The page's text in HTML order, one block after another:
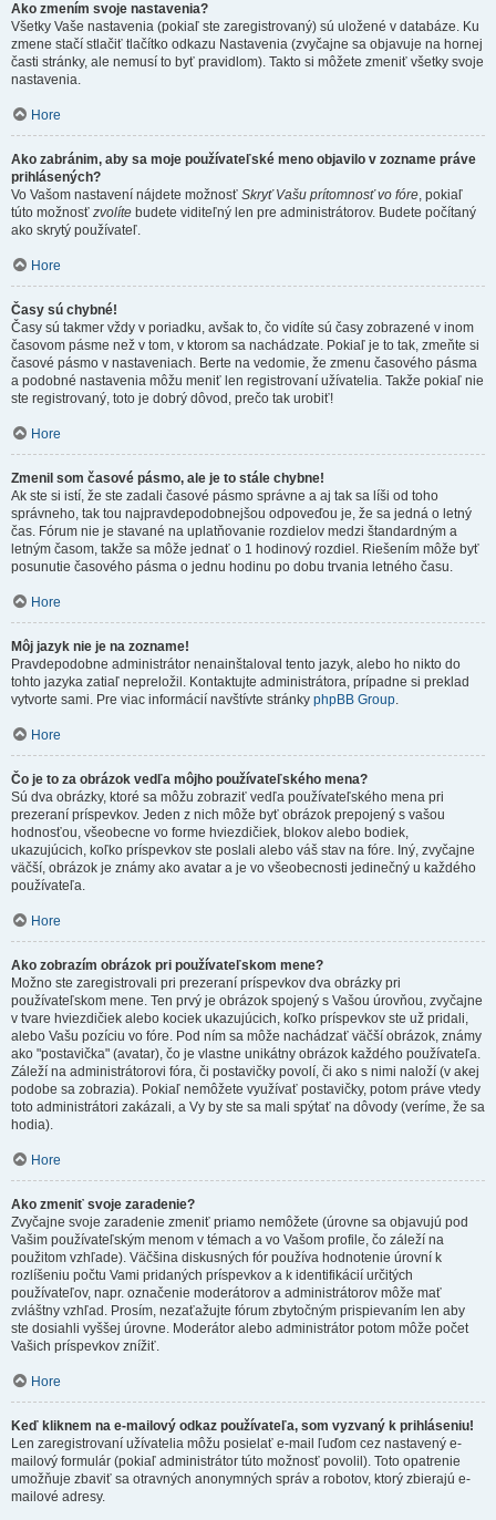
Ako zmením svoje nastavenia?
Všetky Vaše nastavenia (pokiaľ ste zaregistrovaný) sú uložené v databáze. Ku
zmene stačí stlačiť tlačítko odkazu Nastavenia (zvyčajne sa objavuje na hornej
časti stránky, ale nemusí to byť pravidlom). Takto si môžete zmeniť všetky svoje
nastavenia.
Hore
Ako zabránim, aby sa moje používateľské meno objavilo v zozname práve
prihlásených?
Vo Vašom nastavení nájdete možnosť Skryť Vašu prítomnosť vo fóre, pokiaľ
túto možnosť zvolíte budete viditeľný len pre administrátorov. Budete počítaný
ako skrytý používateľ.
Hore
Časy sú chybné!
Časy sú takmer vždy v poriadku, avšak to, čo vidíte sú časy zobrazené v inom
časovom pásme než v tom, v ktorom sa nachádzate. Pokiaľ je to tak, zmeňte si
časové pásmo v nastaveniach. Berte na vedomie, že zmenu časového pásma
a podobné nastavenia môžu meniť len registrovaní užívatelia. Takže pokiaľ nie
ste registrovaný, toto je dobrý dôvod, prečo tak urobiť!
Hore
Zmenil som časové pásmo, ale je to stále chybne!
Ak ste si istí, že ste zadali časové pásmo správne a aj tak sa líši od toho
správneho, tak tou najpravdepodobnejšou odpoveďou je, že sa jedná o letný
čas. Fórum nie je stavané na uplatňovanie rozdielov medzi štandardným a
letným časom, takže sa môže jednať o 1 hodinový rozdiel. Riešením môže byť
posunutie časového pásma o jednu hodinu po dobu trvania letného času.
Hore
Môj jazyk nie je na zozname!
Pravdepodobne administrátor nenainštaloval tento jazyk, alebo ho nikto do
tohto jazyka zatiaľ nepreložil. Kontaktujte administrátora, prípadne si preklad
vytvorte sami. Pre viac informácií navštívte stránky phpBB Group.
Hore
Čo je to za obrázok vedľa môjho používateľského mena?
Sú dva obrázky, ktoré sa môžu zobraziť vedľa používateľského mena pri
prezeraní príspevkov. Jeden z nich môže byť obrázok prepojený s vašou
hodnosťou, všeobecne vo forme hviezdičiek, blokov alebo bodiek,
ukazujúcich, koľko príspevkov ste poslali alebo váš stav na fóre. Iný, zvyčajne
väčší, obrázok je známy ako avatar a je vo všeobecnosti jedinečný u každého
používateľa.
Hore
Ako zobrazím obrázok pri používateľskom mene?
Možno ste zaregistrovali pri prezeraní príspevkov dva obrázky pri
používateľskom mene. Ten prvý je obrázok spojený s Vašou úrovňou, zvyčajne
v tvare hviezdičiek alebo kociek ukazujúcich, koľko príspevkov ste už pridali,
alebo Vašu pozíciu vo fóre. Pod ním sa môže nachádzať väčší obrázok, známy
ako "postavička" (avatar), čo je vlastne unikátny obrázok každého používateľa.
Záleží na administrátorovi fóra, či postavičky povolí, či ako s nimi naloží (v akej
podobe sa zobrazia). Pokiaľ nemôžete využívať postavičky, potom práve vtedy
toto administrátori zakázali, a Vy by ste sa mali spýtať na dôvody (veríme, že sa
hodia).
Hore
Ako zmeniť svoje zaradenie?
Zvyčajne svoje zaradenie zmeniť priamo nemôžete (úrovne sa objavujú pod
Vašim používateľským menom v témach a vo Vašom profile, čo záleží na
použitom vzhľade). Väčšina diskusných fór používa hodnotenie úrovní k
rozlíšeniu počtu Vami pridaných príspevkov a k identifikácií určitých
používateľov, napr. označenie moderátorov a administrátorov môže mať
zvláštny vzhľad. Prosím, nezaťažujte fórum zbytočným prispievaním len aby
ste dosiahli vyššej úrovne. Moderátor alebo administrátor potom môže počet
Vašich príspevkov znížiť.
Hore
Keď kliknem na e-mailový odkaz používateľa, som vyzvaný k prihláseniu!
Len zaregistrovaní užívatelia môžu posielať e-mail ľuďom cez nastavený e-
mailový formulár (pokiaľ administrátor túto možnosť povolil). Toto opatrenie
umožňuje zbaviť sa otravných anonymných správ a robotov, ktorý zbierajú e-
mailové adresy.